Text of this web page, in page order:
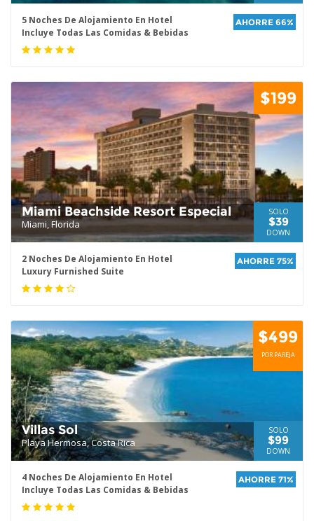
5 Noches De Alojamiento En Hotel
Incluye Todas Las Comidas & Bebidas
AHORRE 66%
$199
Miami Beachside Resort Especial
Miami, Florida
SOLO
$39
DOWN
2 Noches De Alojamiento En Hotel
Luxury Furnished Suite
AHORRE 75%
$499
POR PAREJA
Villas Sol
Playa Hermosa, Costa Rica
SOLO
$99
DOWN
4 Noches De Alojamiento En Hotel
Incluye Todas Las Comidas & Bebidas
AHORRE 71%